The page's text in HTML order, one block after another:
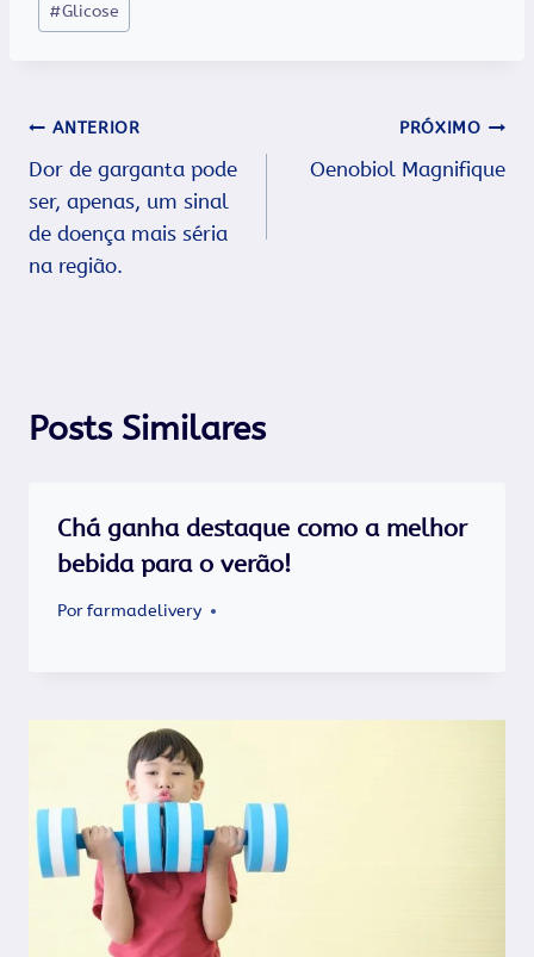
#Glicose
Navegação
de
Post
ANTERIOR
Dor de garganta pode
ser, apenas, um sinal
de doença mais séria
na região.
PRÓXIMO
Oenobiol Magnifique
Posts Similares
Chá ganha destaque como a melhor
bebida para o verão!
Porfarmadelivery